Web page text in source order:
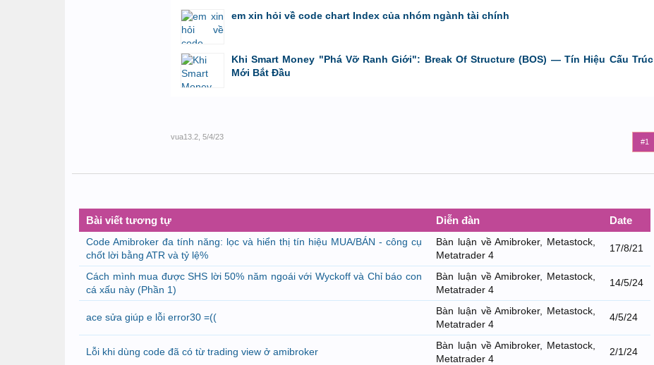
em xin hỏi về code chart Index của nhóm ngành tài chính
bởi GiaBao09052000 ,8/7/26 lúc 10:21
Khi Smart Money "Phá Vỡ Ranh Giới": Break Of Structure (BOS) — Tín Hiệu Cấu Trúc
Mới Bắt Đầu
vua13.2 5/4/23
#1
Bài viết tương tự Diễn đàn Date
Code Amibroker đa tính năng: lọc và hiển thị tín hiệu MUA/BÁN - công cụ
chốt lời bằng ATR và tỷ lệ%
Bàn luận về Amibroker, Metastock,
Metatrader 4
17/8/21
Cách mình mua được SHS lời 50% năm ngoái với Wyckoff và Chỉ báo con
cá xấu này (Phần 1)
Bàn luận về Amibroker, Metastock,
Metatrader 4
14/5/24
ace sửa giúp e lỗi error30 =((
Bàn luận về Amibroker, Metastock,
Metatrader 4
4/5/24
Lỗi khi dùng code đã có từ trading view ở amibroker
Bàn luận về Amibroker, Metastock,
Metatrader 4
2/1/24